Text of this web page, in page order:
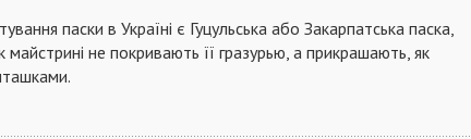
паски в Україні є Гуцульська або Закарпатська паска,
майстрині не покривають її гразурью, а прикрашають, як